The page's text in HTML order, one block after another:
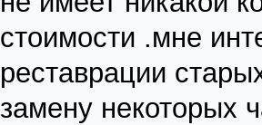
стоимости .мне
реставрации
замену некоторых